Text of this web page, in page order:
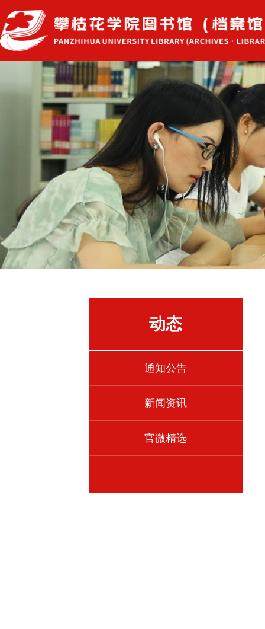
动态
通知公告
新闻资讯
官微精选